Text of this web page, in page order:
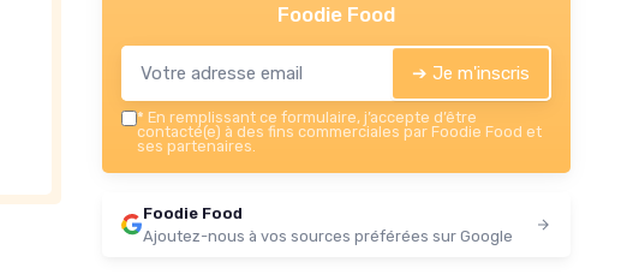
Foodie Food
➔ Je m'inscris
* En remplissant ce formulaire, j’accepte d’être
contacté(e) à des fins commerciales par Foodie Food et
ses partenaires.
Foodie Food
Ajoutez-nous à vos sources préférées sur Google